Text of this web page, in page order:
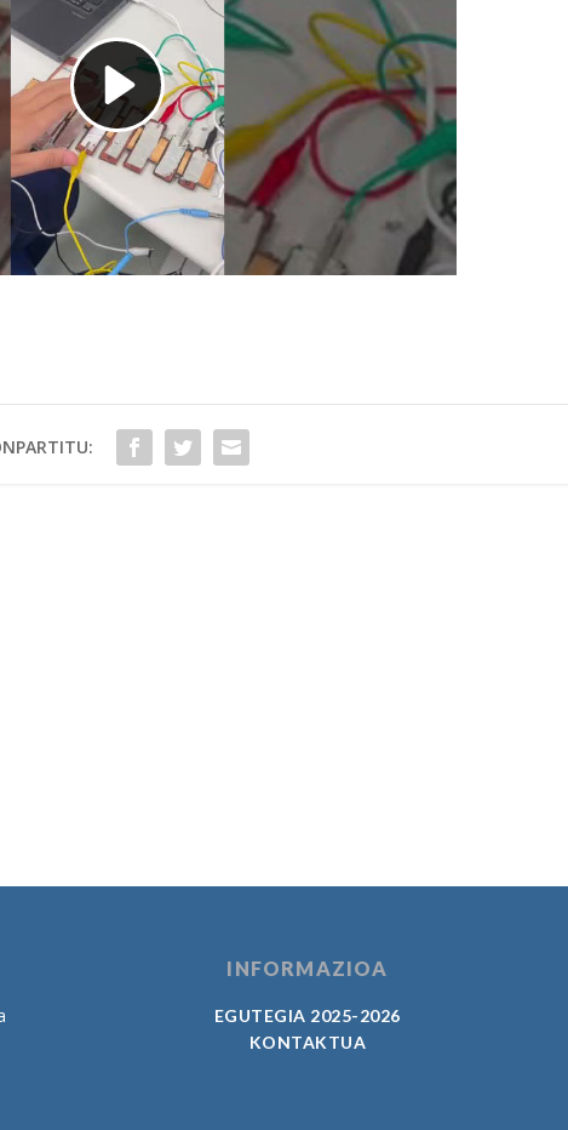
INFORMAZIOA
EGUTEGIA 2025-2026
KONTAKTUA